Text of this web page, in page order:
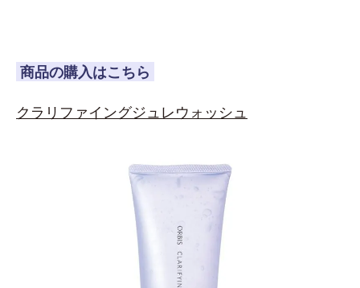
商品の購入はこちら
クラリファイングジュレウォッシュ